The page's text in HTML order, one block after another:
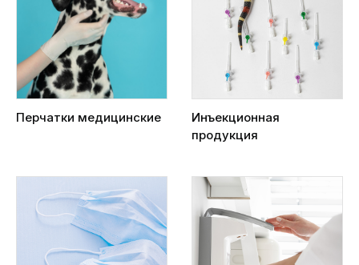
Перчатки медицинские
Инъекционная
продукция